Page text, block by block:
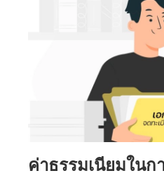
ค่าธรรมเนียมใน